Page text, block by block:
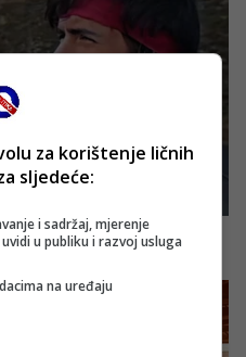
za korištenje ličnih
sljedeće:
i sadržaj, mjerenje
u publiku i razvoj usluga
na uređaju